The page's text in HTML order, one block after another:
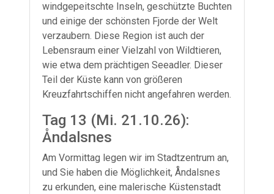
windgepeitschte Inseln, geschützte Buchten
und einige der schönsten Fjorde der Welt
verzaubern. Diese Region ist auch der
Lebensraum einer Vielzahl von Wildtieren,
wie etwa dem prächtigen Seeadler. Dieser
Teil der Küste kann von größeren
Kreuzfahrtschiffen nicht angefahren werden.
Tag 13 (Mi. 21.10.26):
Åndalsnes
Am Vormittag legen wir im Stadtzentrum an,
und Sie haben die Möglichkeit, Åndalsnes
zu erkunden, eine malerische Küstenstadt